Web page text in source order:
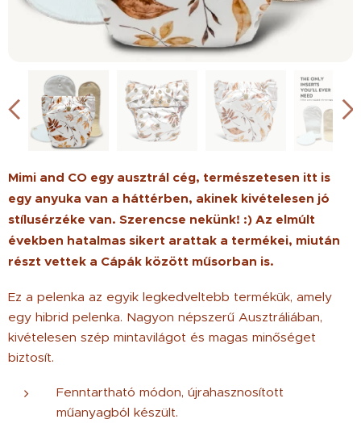
Mimi and CO egy ausztrál cég, természetesen itt is
egy anyuka van a háttérben, akinek kivételesen jó
stílusérzéke van. Szerencse nekünk! :) Az elmúlt
években hatalmas sikert arattak a termékei, miután
részt vettek a Cápák között műsorban is.
Ez a pelenka az egyik legkedveltebb termékük, amely
egy hibrid pelenka. Nagyon népszerű Ausztráliában,
kivételesen szép mintavilágot és magas minőséget
biztosít.
Fenntartható módon, újrahasznosított
műanyagból készült.